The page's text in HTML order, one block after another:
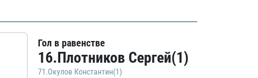
Гол в равенстве
16.Плотников Сергей(1)
71.Окулов Константин(1)